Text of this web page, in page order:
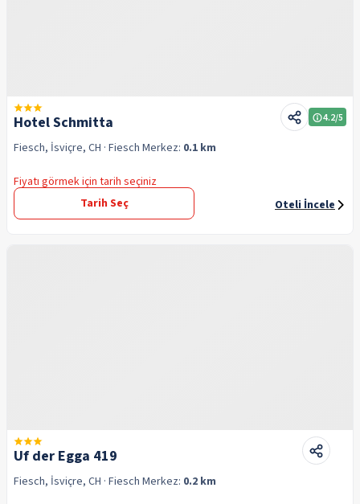
Hotel Schmitta 4.2/5
Fiesch, İsviçre, CH · Fiesch Merkez: 0.1 km
Fiyatı görmek için tarih seçiniz
Tarih Seç
Oteli İncele
Uf der Egga 419
Fiesch, İsviçre, CH · Fiesch Merkez: 0.2 km